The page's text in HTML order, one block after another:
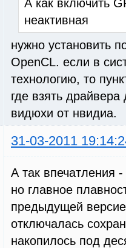
А как включить
неактивная
нужно установить
OpenCL. если в
технологию, то
где взять
видюхи от нвидиа.
31-03-2011
А так впечатления
но главное
предыдущей
отключалась
накопилось под